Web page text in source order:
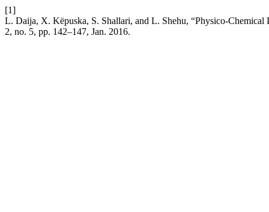
[1]
L. Daija, X. Këpuska, S. Shallari, and L. Shehu, “Physico-
2, no. 5, pp. 142–147, Jan. 2016.